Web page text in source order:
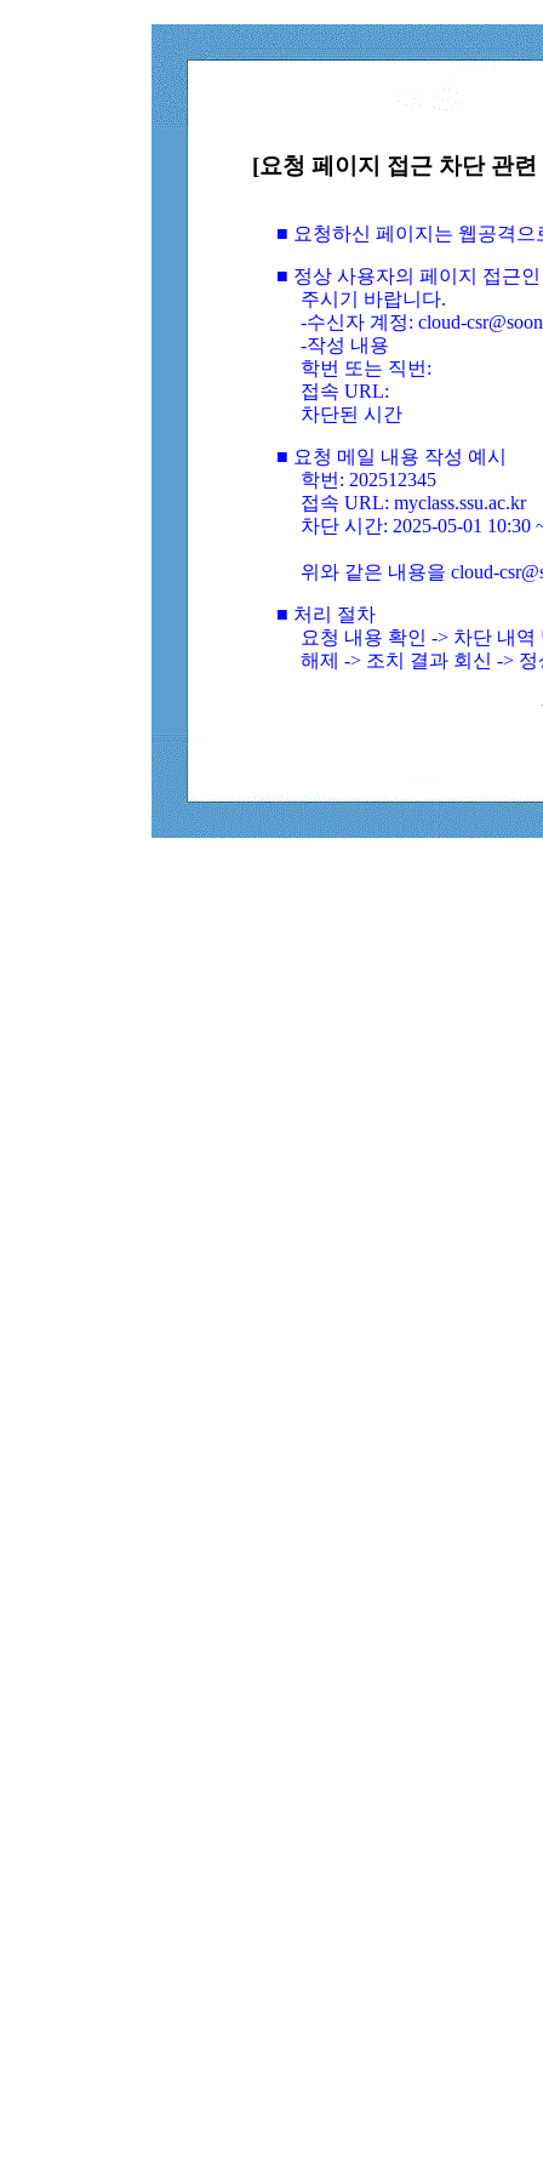
[요청 페이지 접근 차단 관
■ 요청하신 페이지는 웹공격
■ 정상 사용자의 페이지 접근
주시기 바랍니다.
-수신자 계정: cloud-
-작성 내용
학번 또는 직번:
접속 URL:
차단된 시간
■ 요청 메일 내용 작성 예시
학번: 202512345
접속 URL: myclass.ssu.ac.kr
차단 시간: 2025-05-01 10:30
위와 같은 내용을 cloud-
■ 처리 절차
요청 내용 확인 -> 차단 내
해제 -> 조치 결과 회신 ->